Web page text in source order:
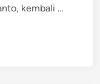
6
kembali …